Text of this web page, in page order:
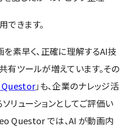
できます。
を素早く、正確に理解するAI技
有ツールが増えています。その
」も、企業のナレッジ活
リューションとしてご評価い
Questor では、AI が動画内